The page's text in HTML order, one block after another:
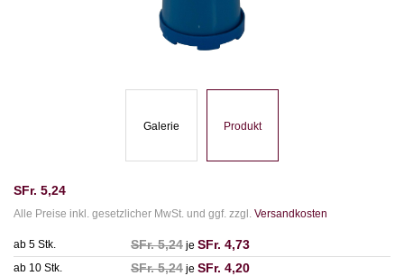
Galerie Produkt
SFr. 5,24
Alle Preise inkl. gesetzlicher MwSt. und ggf. zzgl. Versandkosten
ab 5 Stk. SFr.5,24 je SFr. 4,73
ab 10 Stk. SFr.5,24 je SFr. 4,20